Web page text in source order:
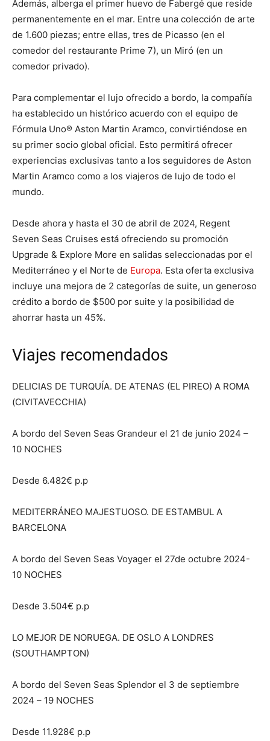
Además, alberga el primer huevo de Fabergé que reside
permanentemente en el mar. Entre una colección de arte
de 1.600 piezas; entre ellas, tres de Picasso (en el
comedor del restaurante Prime 7), un Miró (en un
comedor privado).
Para complementar el lujo ofrecido a bordo, la compañía
ha establecido un histórico acuerdo con el equipo de
Fórmula Uno® Aston Martin Aramco, convirtiéndose en
su primer socio global oficial. Esto permitirá ofrecer
experiencias exclusivas tanto a los seguidores de Aston
Martin Aramco como a los viajeros de lujo de todo el
mundo.
Desde ahora y hasta el 30 de abril de 2024, Regent
Seven Seas Cruises está ofreciendo su promoción
Upgrade & Explore More en salidas seleccionadas por el
Mediterráneo y el Norte de Europa. Esta oferta exclusiva
incluye una mejora de 2 categorías de suite, un generoso
crédito a bordo de $500 por suite y la posibilidad de
ahorrar hasta un 45%.
Viajes recomendados
DELICIAS DE TURQUÍA. DE ATENAS (EL PIREO) A ROMA
(CIVITAVECCHIA)
A bordo del Seven Seas Grandeur el 21 de junio 2024 –
10 NOCHES
Desde 6.482€ p.p
MEDITERRÁNEO MAJESTUOSO. DE ESTAMBUL A
BARCELONA
A bordo del Seven Seas Voyager el 27de octubre 2024-
10 NOCHES
Desde 3.504€ p.p
LO MEJOR DE NORUEGA. DE OSLO A LONDRES
(SOUTHAMPTON)
A bordo del Seven Seas Splendor el 3 de septiembre
2024 – 19 NOCHES
Desde 11.928€ p.p